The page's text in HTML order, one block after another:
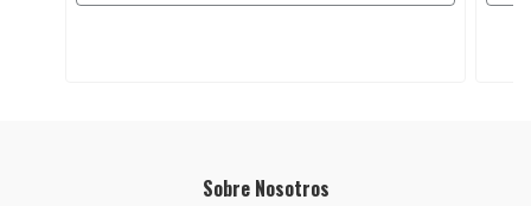
Sobre Nosotros